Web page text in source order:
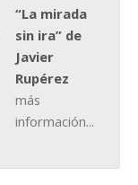
“La mirada
sin ira” de
Javier
Rupérez
más
información...